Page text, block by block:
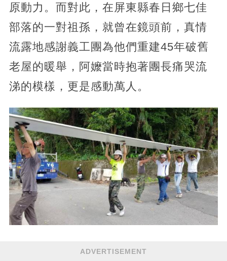
原動力。而對此，在屏東縣春日鄉七佳
部落的一對祖孫，就曾在鏡頭前，真情
流露地感謝義工團為他們重建45年破舊
老屋的暖舉，阿嬤當時抱著團長痛哭流
涕的模樣，更是感動萬人。
ADVERTISEMENT